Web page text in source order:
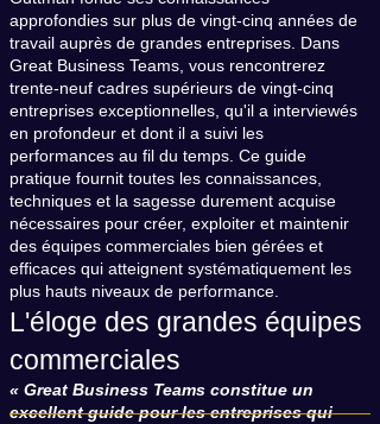
approfondies sur plus de vingt-cinq années de
travail auprès de grandes entreprises. Dans
Great Business Teams, vous rencontrerez
trente-neuf cadres supérieurs de vingt-cinq
entreprises exceptionnelles, qu'il a interviewés
en profondeur et dont il a suivi les
performances au fil du temps. Ce guide
pratique fournit toutes les connaissances,
techniques et la sagesse durement acquise
nécessaires pour créer, exploiter et maintenir
des équipes commerciales bien gérées et
efficaces qui atteignent systématiquement les
plus hauts niveaux de performance.
L'éloge des grandes équipes
commerciales
« Great Business Teams constitue un
excellent guide pour les entreprises qui